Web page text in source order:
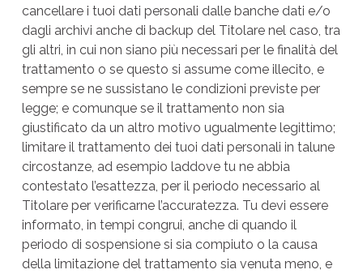
cancellare i tuoi dati personali dalle banche dati e/o
dagli archivi anche di backup del Titolare nel caso, tra
gli altri, in cui non siano più necessari per le finalità del
trattamento o se questo si assume come illecito, e
sempre se ne sussistano le condizioni previste per
legge; e comunque se il trattamento non sia
giustificato da un altro motivo ugualmente legittimo;
limitare il trattamento dei tuoi dati personali in talune
circostanze, ad esempio laddove tu ne abbia
contestato l’esattezza, per il periodo necessario al
Titolare per verificarne l’accuratezza. Tu devi essere
informato, in tempi congrui, anche di quando il
periodo di sospensione si sia compiuto o la causa
della limitazione del trattamento sia venuta meno, e